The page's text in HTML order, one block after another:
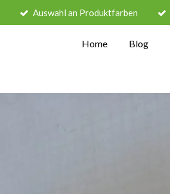
Auswahl an Produktfarben
Home Blog